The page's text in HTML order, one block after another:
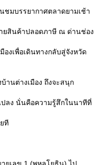
ชมบรรยากาศตลาดยามเช้า
ยสินค้าปลอดภาษี ณ ด่านช่อง
งเพื่อเดินทางกลับสู่จังหวัด
านต่างเมือง ถึงจะสนุก
ลง นั่นคือความรู้สึกในนาทีที่
ที